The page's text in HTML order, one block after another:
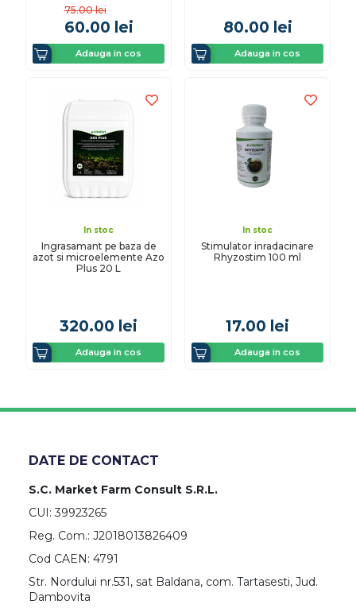
75.00 lei
60.00 lei
Adauga in cos
80.00 lei
Adauga in cos
In stoc
Ingrasamant pe baza de
azot si microelemente Azo
Plus 20 L
320.00 lei
Adauga in cos
In stoc
Stimulator inradacinare
Rhyzostim 100 ml
17.00 lei
Adauga in cos
DATE DE CONTACT
S.C. Market Farm Consult S.R.L.
CUI: 39923265
Reg. Com.: J2018013826409
Cod CAEN: 4791
Str. Nordului nr.531, sat Baldana, com. Tartasesti, Jud.
Dambovita